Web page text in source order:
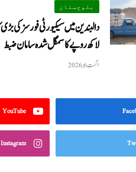
بلوچستان
لاکھ روپے کا سمگل شدہ سامان ضبط
اگست 6, 2026
YouTube
Instagram